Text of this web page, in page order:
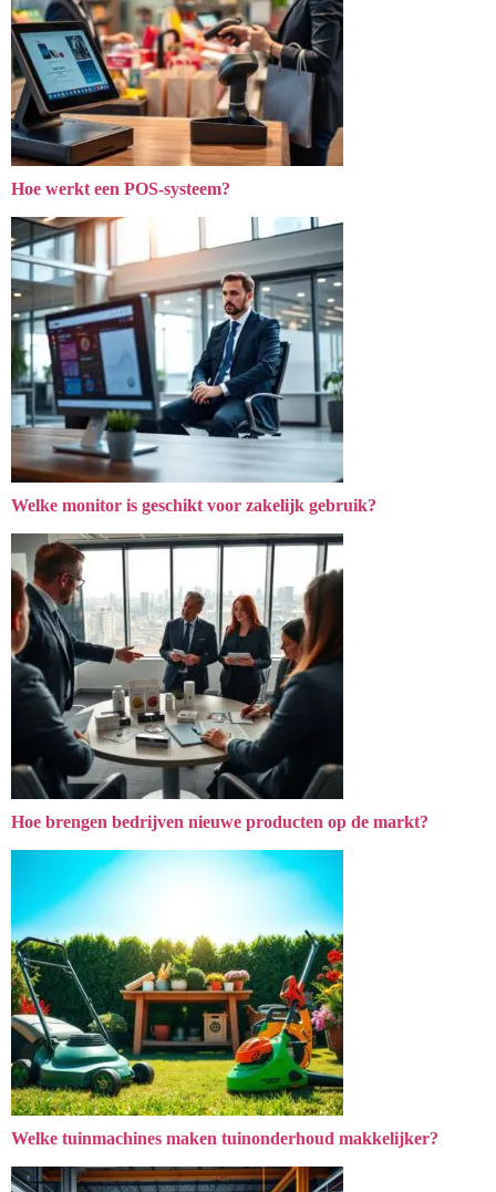
Hoe werkt een POS-systeem?
Welke monitor is geschikt voor zakelijk gebruik?
Hoe brengen bedrijven nieuwe producten op de markt?
Welke tuinmachines maken tuinonderhoud makkelijker?